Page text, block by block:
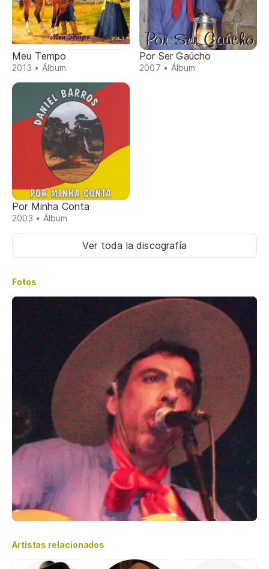
Meu Tempo
2013 • Álbum
Por Ser Gaúcho
2007 • Álbum
Por Minha Conta
2003 • Álbum
Ver toda la discografía
Fotos
Artistas relacionados